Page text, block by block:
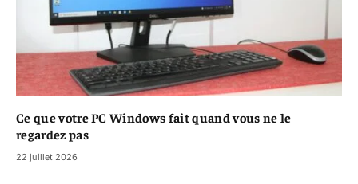
Ce que votre PC Windows fait quand vous ne le
regardez pas
22 juillet 2026